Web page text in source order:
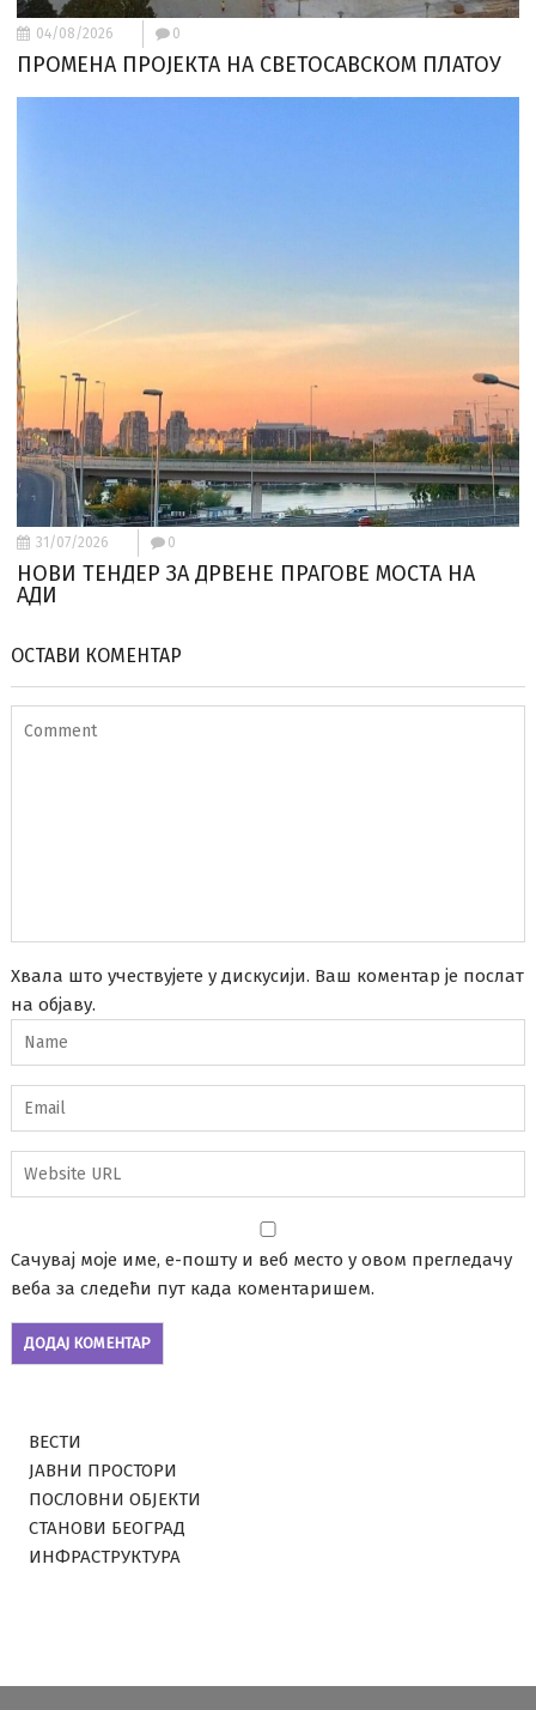
04/08/2026 0
ПРОМЕНА ПРОЈЕКТА НА СВЕТОСАВСКОМ ПЛАТОУ
31/07/2026 0
НОВИ ТЕНДЕР ЗА ДРВЕНЕ ПРАГОВЕ МОСТА НА
АДИ
ОСТАВИ КОМЕНТАР
Хвала што учествујете у дискусији. Ваш коментар је послат
на објаву.
Сачувај моје име, е-пошту и веб место у овом прегледачу
веба за следећи пут када коментаришем.
ВЕСТИ
ЈАВНИ ПРОСТОРИ
ПОСЛОВНИ ОБЈЕКТИ
СТАНОВИ БЕОГРАД
ИНФРАСТРУКТУРА